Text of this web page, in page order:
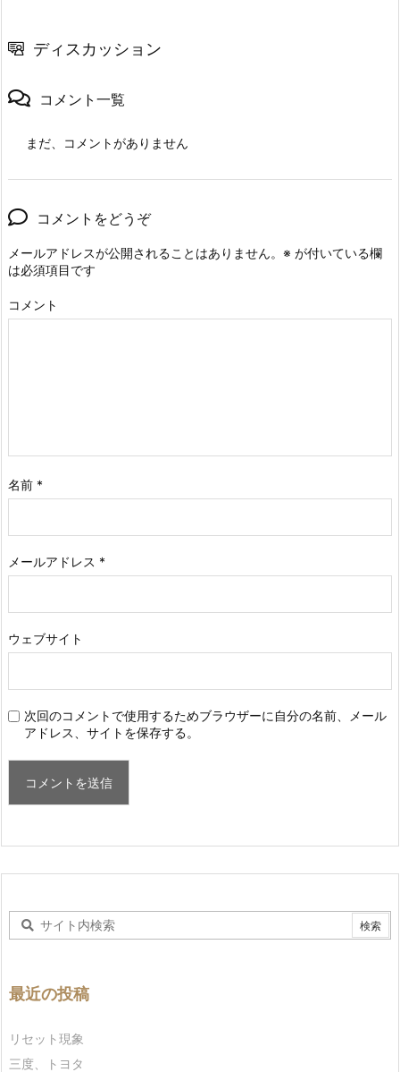
ディスカッション
コメント一覧
まだ、コメントがありません
コメントをどうぞ
メールアドレスが公開されることはありません。 ※ が付いている欄
は必須項目です
コメント
名前 *
メールアドレス *
ウェブサイト
次回のコメントで使用するためブラウザーに自分の名前、メール
アドレス、サイトを保存する。
最近の投稿
リセット現象
三度、トヨタ